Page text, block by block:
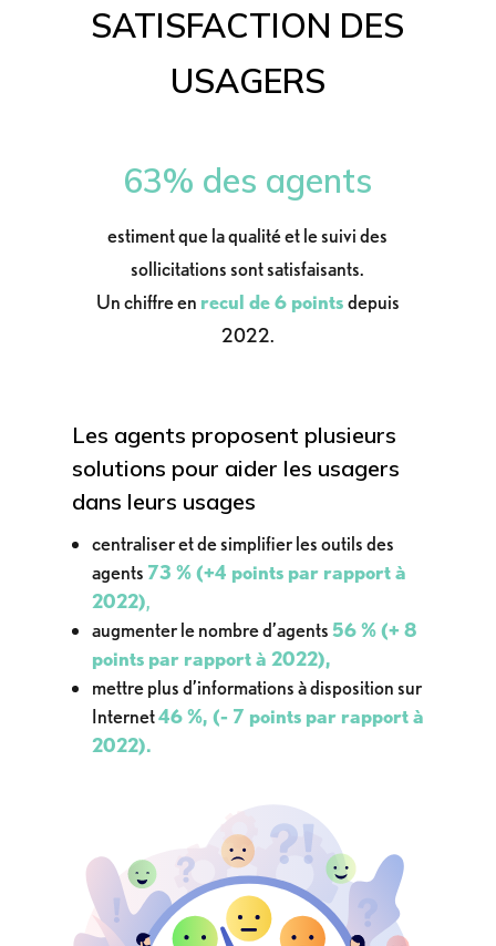
SATISFACTION DES
USAGERS
63% des agents
estiment que la qualité et le suivi des
sollicitations sont satisfaisants.
Un chiffre en recul de 6 pointsdepuis
2022.
Les agents proposent plusieurs
solutions pour aider les usagers
dans leurs usages
centraliser et de simplifier les outils des
agents 73 % (+4 points par rapport à
2022),
augmenter le nombre d’agents56 % (+ 8
points par rapport à 2022),
mettre plus d’informations à disposition sur
Internet46 %, (- 7 points par rapport à
2022).